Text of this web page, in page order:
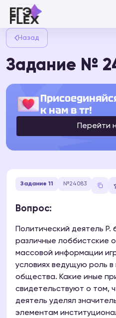
Назад
Задание №
к нам в тг!
Перейти
Задание 11 №24083
Вопрос:
Политический деятель Р.
различные лоббистские
массовой информации
условиях ведущую роль в
общества. Какие иные
свидетельствуют о том,
деятель уделял
элементам